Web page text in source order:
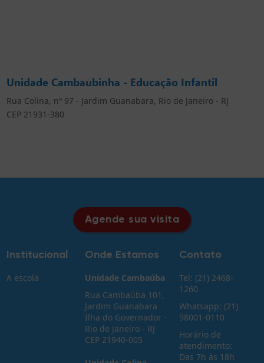
Unidade Cambaubinha - Educação Infantil
Rua Colina, nº 97 - Jardim Guanabara, Rio de Janeiro - RJ
CEP 21931-380
Institucional
A escola
Onde Estamos
Unidade Cambaúba
Rua Cambaúba 101,
Jardim Guanabara
Ilha do Governador -
Rio de Janeiro - RJ
CEP 21940-005
Contato
Tel: (21) 2468-
1260
Whatsapp: (21)
98001-0110
Horário de
atendimento:
Das 7h às 18h
Agende sua visita